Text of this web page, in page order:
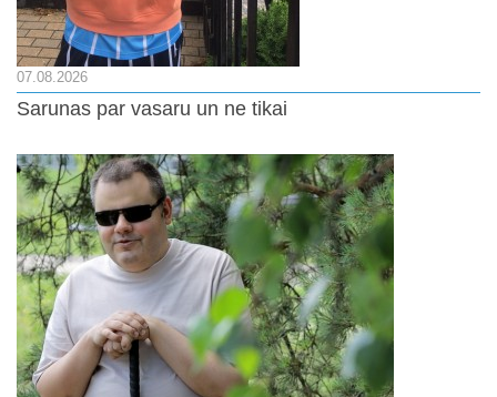
07.08.2026
Sarunas par vasaru un ne tikai